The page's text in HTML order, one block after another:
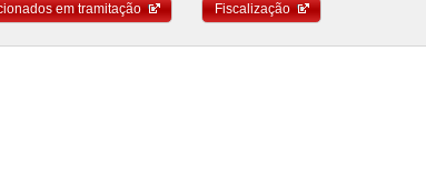
em tramitação Fiscalização